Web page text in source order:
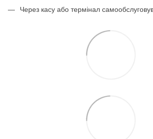
Через касу або термінал